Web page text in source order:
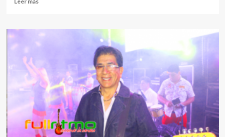
«hay
que
re-
todo
hasta
junio
julio»